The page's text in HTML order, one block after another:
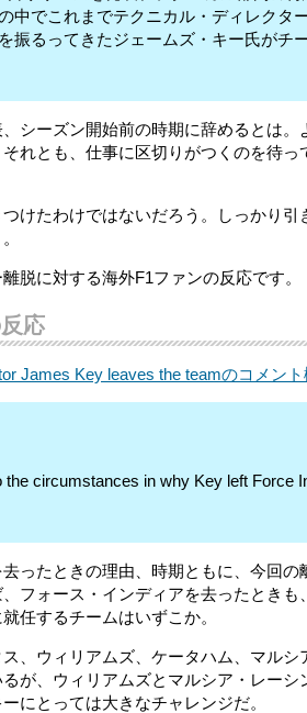
中でこれまでテクニカル・ディレクタ
振るってきたジェームズ・キー氏がチ
シーズン開始前の時期に辞めるとは。
れとも、仕事に区切りがつくのを待っ
けたわけではないだろう。しっかり引
脱に対する海外F1ファンの反応です。
応
James Key leaves the teamのコメント
circumstances in why Key left Force
ったときの理由、時期ともに、今回の
フォース・インディアを去ったときも
任するチームはいずこか。
、ウィリアムズ、ケータハム、マルシ
が、ウィリアムズとマルシア・レーシ
にとっては大きなチャレンジだ。